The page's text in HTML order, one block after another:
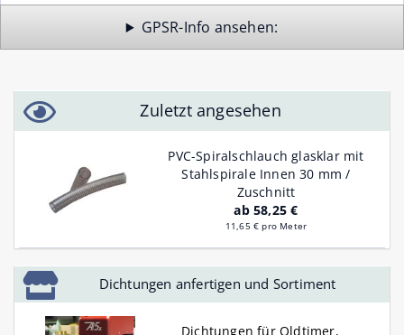
GPSR-Info
Zuletzt angesehen
PVC-Spiralschlauch glasklar mit
Stahlspirale Innen 30 mm /
Zuschnitt
ab 58,25 €
11,65 € pro Meter
Dichtungen anfertigen und Sortiment
Dichtungen für Oldtimer,